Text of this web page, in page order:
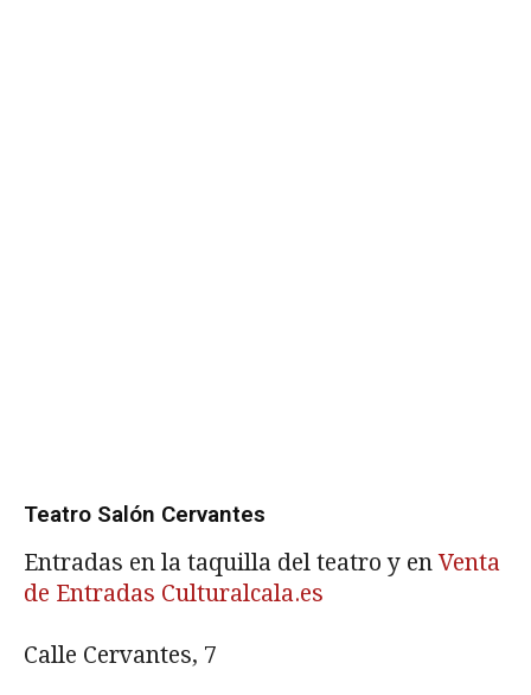
Teatro Salón Cervantes
Entradas en la taquilla del teatro y enVenta
de Entradas Culturalcala.es
Calle Cervantes, 7